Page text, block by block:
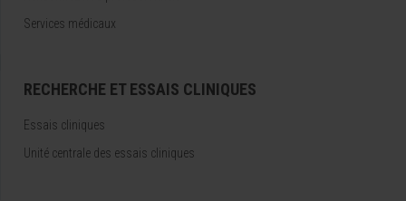
Services médicaux
RECHERCHE ET ESSAIS CLINIQUES
Essais cliniques
Unité centrale des essais cliniques